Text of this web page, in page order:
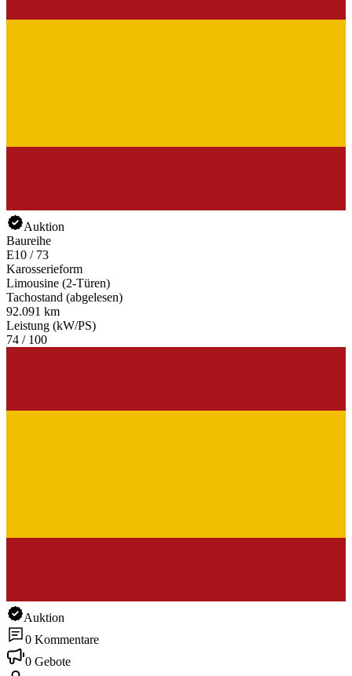
Auktion
Baureihe
E10 / 73
Karosserieform
Limousine (2-Türen)
Tachostand (abgelesen)
92.091 km
Leistung (kW/PS)
74 / 100
Auktion
0 Kommentare
0 Gebote